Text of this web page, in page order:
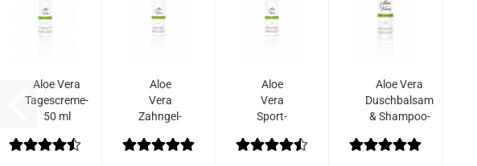
Aloe Vera
Tagescreme-
50 ml
Aloe
Vera
Zahngel-
Aloe
Vera
Sport-
ml
Aloe Vera
Duschbalsam
& Shampoo-